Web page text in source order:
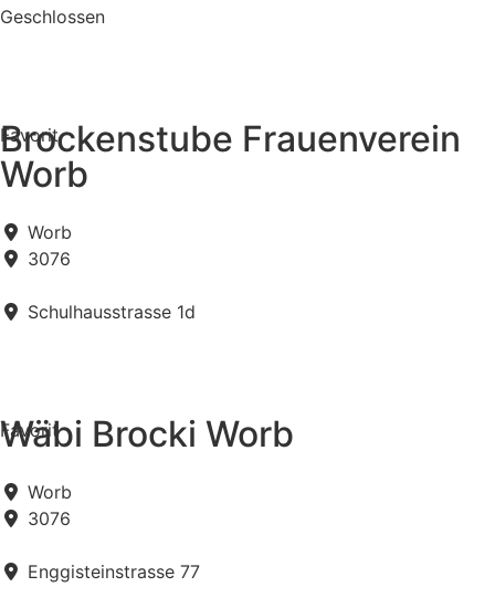
Geschlossen
Favorit
Brockenstube Frauenverein
Worb
Worb
3076
Schulhausstrasse 1d
Favorit
Wäbi Brocki Worb
Worb
3076
Enggisteinstrasse 77